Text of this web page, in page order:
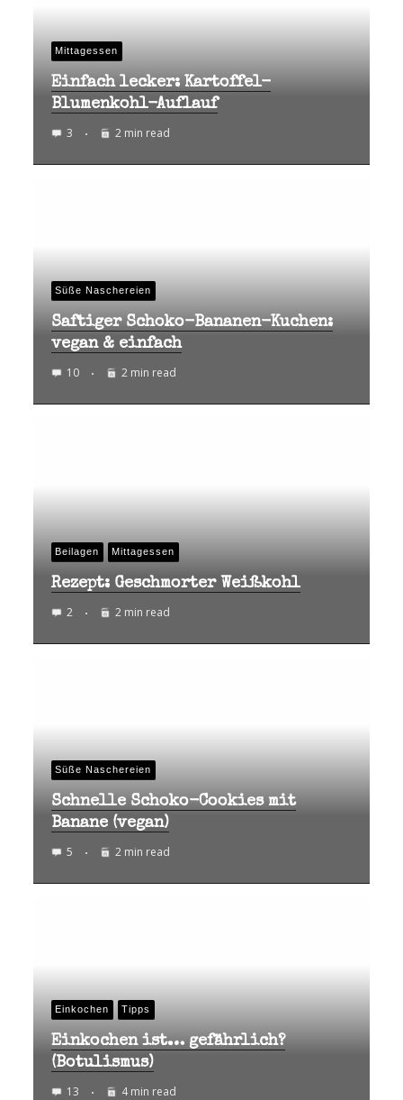
Mittagessen
Einfach lecker: Kartoffel-
Blumenkohl-Auflauf
3 2 min read
Süße Naschereien
Saftiger Schoko-Bananen-Kuchen:
vegan & einfach
10 2 min read
Beilagen Mittagessen
Rezept: Geschmorter Weißkohl
2 2 min read
Süße Naschereien
Schnelle Schoko-Cookies mit
Banane (vegan)
5 2 min read
Einkochen Tipps
Einkochen ist… gefährlich?
(Botulismus)
13 4 min read